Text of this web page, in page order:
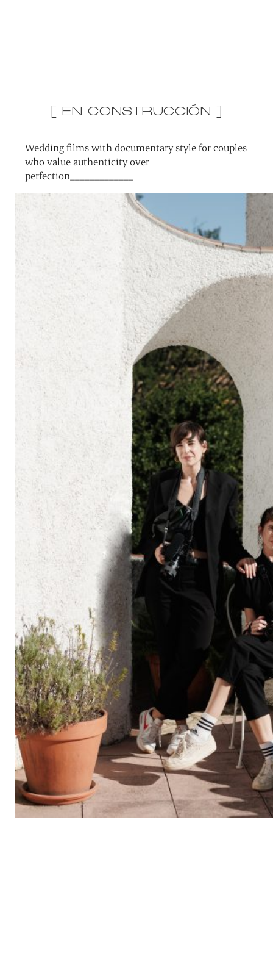
[ EN CONSTRUCCIÓN ]
Wedding films with documentary style for couples
who value authenticity over
perfection_____________